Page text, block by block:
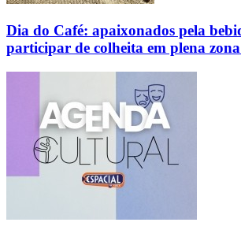
Dia do Café: apaixonados pela
participar de colheita em plena